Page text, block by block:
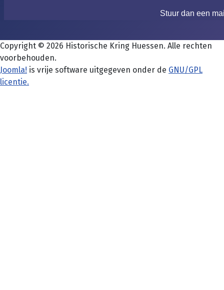
Stuur dan een
Copyright © 2026 Historische Kring Huessen. Alle rechten
voorbehouden.
Joomla! is vrije software uitgegeven onder de GNU/GPL
licentie.